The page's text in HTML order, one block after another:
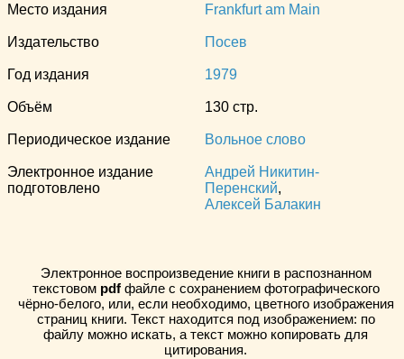
Место издания Frankfurt am Main
Издательство Посев
Год издания 1979
Объём 130 стр.
Периодическое издание Вольное слово
Электронное издание
подготовлено
Андрей Никитин-
Перенский,
Алексей Балакин
Электронное воспроизведение книги в распознанном
текстовом pdfфайле с сохранением фотографического
чёрно-белого, или, если необходимо, цветного изображения
страниц книги. Текст находится под изображением: по
файлу можно искать, а текст можно копировать для
цитирования.